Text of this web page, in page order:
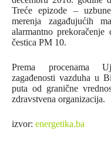
Treće epizode –
merenja zagađujućih
alarmantno
čestica PM 10.
Prema procenama
zagađenosti vazduha u
puta od granične
zdravstvena organizacija.
izvor: energetika.ba